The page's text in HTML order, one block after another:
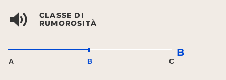
CLASSE DI
RUMOROSITÀ
A B C
B